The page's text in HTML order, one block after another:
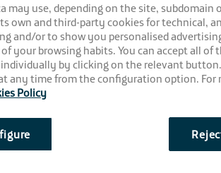
de
may use, depending on the site, subdomain
own and third-party cookies for technical,
and/or to show you personalised
your browsing habits. You can accept all
by clicking on the relevant
any time from the configuration option. For
Policy